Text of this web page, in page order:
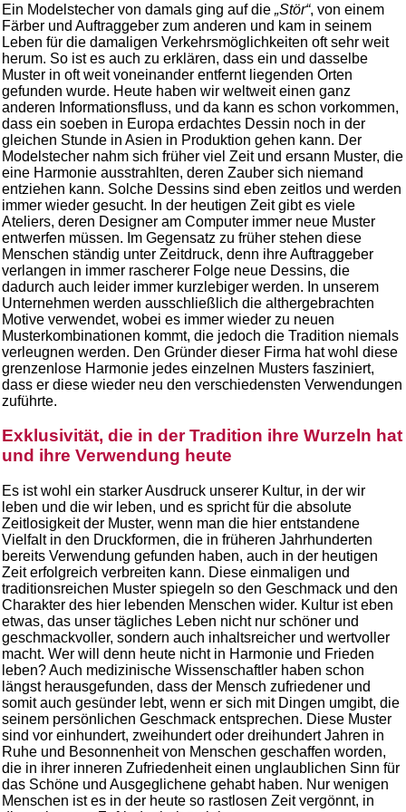
Ein Modelstecher von damals ging auf die „Stör“, von einem
Färber und Auftraggeber zum anderen und kam in seinem
Leben für die damaligen Verkehrsmöglichkeiten oft sehr weit
herum. So ist es auch zu erklären, dass ein und dasselbe
Muster in oft weit voneinander entfernt liegenden Orten
gefunden wurde. Heute haben wir weltweit einen ganz
anderen Informationsfluss, und da kann es schon vorkommen,
dass ein soeben in Europa erdachtes Dessin noch in der
gleichen Stunde in Asien in Produktion gehen kann. Der
Modelstecher nahm sich früher viel Zeit und ersann Muster, die
eine Harmonie ausstrahlten, deren Zauber sich niemand
entziehen kann. Solche Dessins sind eben zeitlos und werden
immer wieder gesucht. In der heutigen Zeit gibt es viele
Ateliers, deren Designer am Computer immer neue Muster
entwerfen müssen. Im Gegensatz zu früher stehen diese
Menschen ständig unter Zeitdruck, denn ihre Auftraggeber
verlangen in immer rascherer Folge neue Dessins, die
dadurch auch leider immer kurzlebiger werden. In unserem
Unternehmen werden ausschließlich die althergebrachten
Motive verwendet, wobei es immer wieder zu neuen
Musterkombinationen kommt, die jedoch die Tradition niemals
verleugnen werden. Den Gründer dieser Firma hat wohl diese
grenzenlose Harmonie jedes einzelnen Musters fasziniert,
dass er diese wieder neu den verschiedensten Verwendungen
zuführte.
Exklusivität, die in der Tradition ihre Wurzeln hat
und ihre Verwendung heute
Es ist wohl ein starker Ausdruck unserer Kultur, in der wir
leben und die wir leben, und es spricht für die absolute
Zeitlosigkeit der Muster, wenn man die hier entstandene
Vielfalt in den Druckformen, die in früheren Jahrhunderten
bereits Verwendung gefunden haben, auch in der heutigen
Zeit erfolgreich verbreiten kann. Diese einmaligen und
traditionsreichen Muster spiegeln so den Geschmack und den
Charakter des hier lebenden Menschen wider. Kultur ist eben
etwas, das unser tägliches Leben nicht nur schöner und
geschmackvoller, sondern auch inhaltsreicher und wertvoller
macht. Wer will denn heute nicht in Harmonie und Frieden
leben? Auch medizinische Wissenschaftler haben schon
längst herausgefunden, dass der Mensch zufriedener und
somit auch gesünder lebt, wenn er sich mit Dingen umgibt, die
seinem persönlichen Geschmack entsprechen. Diese Muster
sind vor einhundert, zweihundert oder dreihundert Jahren in
Ruhe und Besonnenheit von Menschen geschaffen worden,
die in ihrer inneren Zufriedenheit einen unglaublichen Sinn für
das Schöne und Ausgeglichene gehabt haben. Nur wenigen
Menschen ist es in der heute so rastlosen Zeit vergönnt, in